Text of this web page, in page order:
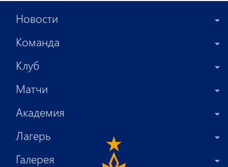
Новости
Команда
Клуб
Матчи
Академия
Лагерь
Галерея